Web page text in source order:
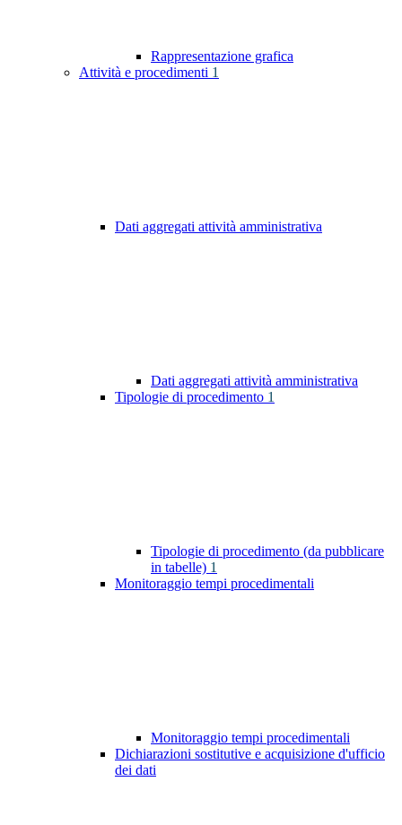
Rappresentazione grafica
Attività e procedimenti 1
Dati aggregati attività amministrativa
Dati aggregati attività amministrativa
Tipologie di procedimento 1
Tipologie di procedimento (da pubblicare
in tabelle) 1
Monitoraggio tempi procedimentali
Monitoraggio tempi procedimentali
Dichiarazioni sostitutive e acquisizione d'ufficio
dei dati